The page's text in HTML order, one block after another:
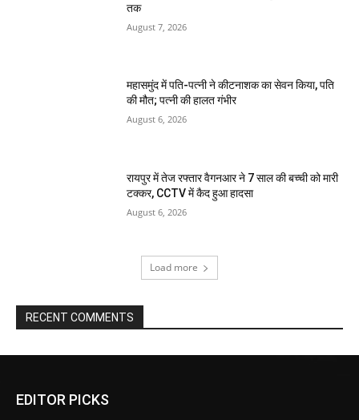
तक
August 7, 2026
महासमुंद में पति-पत्नी ने कीटनाशक का सेवन किया, पति
की मौत; पत्नी की हालत गंभीर
August 6, 2026
रायपुर में तेज रफ्तार वैगनआर ने 7 साल की बच्ची को मारी
टक्कर, CCTV में कैद हुआ हादसा
August 6, 2026
Load more
RECENT COMMENTS
EDITOR PICKS